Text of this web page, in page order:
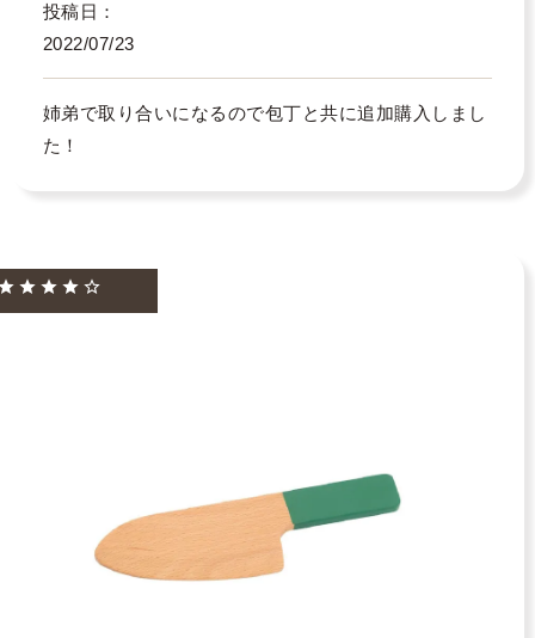
投稿日
2022/07/23
姉弟で取り合いになるので包丁と共に追加購入しまし
た！